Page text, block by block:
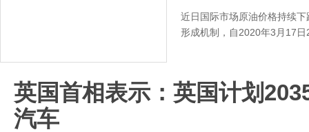
近日国际市场原油价格持续
形成机制，自2020年3月17
英国首相表示：英国计划
汽车